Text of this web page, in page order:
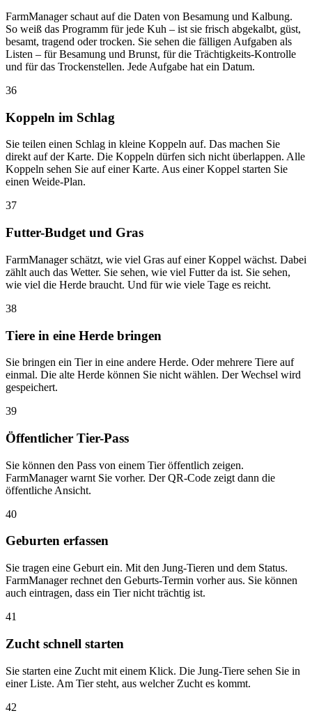
FarmManager schaut auf die Daten von Besamung und Kalbung.
So weiß das Programm für jede Kuh – ist sie frisch abgekalbt, güst,
besamt, tragend oder trocken. Sie sehen die fälligen Aufgaben als
Listen – für Besamung und Brunst, für die Trächtigkeits-Kontrolle
und für das Trockenstellen. Jede Aufgabe hat ein Datum.
36
Koppeln im Schlag
Sie teilen einen Schlag in kleine Koppeln auf. Das machen Sie
direkt auf der Karte. Die Koppeln dürfen sich nicht überlappen. Alle
Koppeln sehen Sie auf einer Karte. Aus einer Koppel starten Sie
einen Weide-Plan.
37
Futter-Budget und Gras
FarmManager schätzt, wie viel Gras auf einer Koppel wächst. Dabei
zählt auch das Wetter. Sie sehen, wie viel Futter da ist. Sie sehen,
wie viel die Herde braucht. Und für wie viele Tage es reicht.
38
Tiere in eine Herde bringen
Sie bringen ein Tier in eine andere Herde. Oder mehrere Tiere auf
einmal. Die alte Herde können Sie nicht wählen. Der Wechsel wird
gespeichert.
39
Öffentlicher Tier-Pass
Sie können den Pass von einem Tier öffentlich zeigen.
FarmManager warnt Sie vorher. Der QR-Code zeigt dann die
öffentliche Ansicht.
40
Geburten erfassen
Sie tragen eine Geburt ein. Mit den Jung-Tieren und dem Status.
FarmManager rechnet den Geburts-Termin vorher aus. Sie können
auch eintragen, dass ein Tier nicht trächtig ist.
41
Zucht schnell starten
Sie starten eine Zucht mit einem Klick. Die Jung-Tiere sehen Sie in
einer Liste. Am Tier steht, aus welcher Zucht es kommt.
42